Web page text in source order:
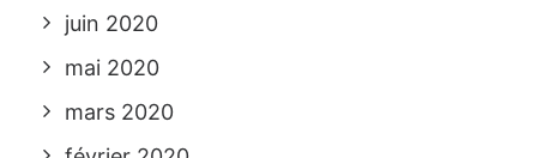
juin 2020
mai 2020
mars 2020